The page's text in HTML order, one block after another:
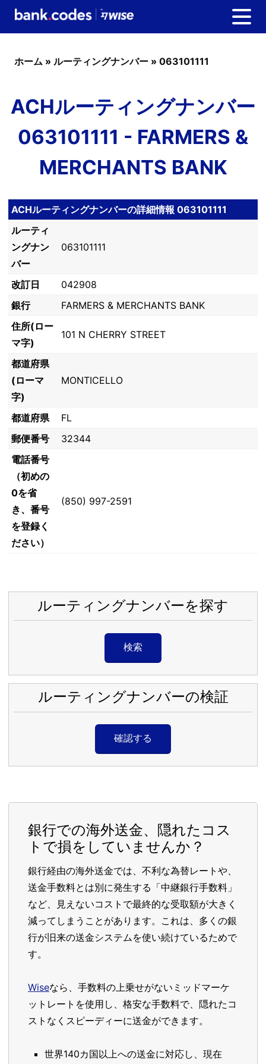
ホーム » ルーティングナンバー » 063101111
ACHルーティングナンバー
063101111 - FARMERS &
MERCHANTS BANK
ACHルーティングナンバーの詳細情報 063101111
ルーティ
ングナン
バー
063101111
改訂日
042908
銀行
FARMERS & MERCHANTS BANK
住所(ロー
マ字)
101 N CHERRY STREET
都道府県
(ローマ
字)
MONTICELLO
都道府県
FL
郵便番号
32344
電話番号
（初めの
0を省
き、番号
を登録く
ださい）
(850) 997-2591
ルーティングナンバーを探す
検索
ルーティングナンバーの検証
確認する
銀行での海外送金、隠れたコス
トで損をしていませんか？
銀行経由の海外送金では、不利な為替レートや、
送金手数料とは別に発生する「中継銀行手数料」
など、見えないコストで最終的な受取額が大きく
減ってしまうことがあります。これは、多くの銀
行が旧来の送金システムを使い続けているためで
す。
Wiseなら、手数料の上乗せがないミッドマーケ
ットレートを使用し、格安な手数料で、隠れたコ
ストなくスピーディーに送金ができます。
世界140カ国以上への送金に対応し、現在